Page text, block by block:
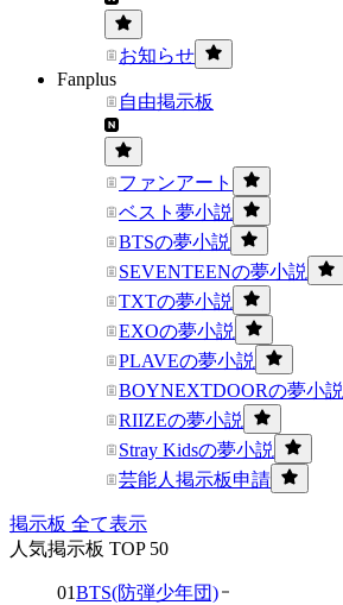
お知らせ
Fanplus
自由掲示板
ファンアート
ベスト夢小説
BTSの夢小説
SEVENTEENの夢小説
TXTの夢小説
EXOの夢小説
PLAVEの夢小説
BOYNEXTDOORの夢小説
RIIZEの夢小説
Stray Kidsの夢小説
芸能人掲示板申請
掲示板 全て表示
人気掲示板 TOP 50
01BTS(防弾少年団)